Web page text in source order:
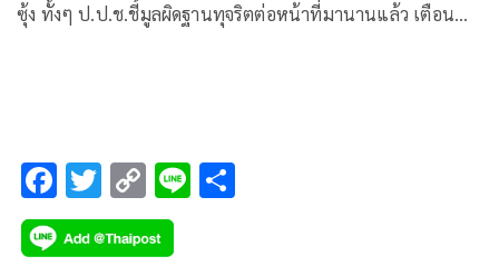
ซุ้ง ทั้งๆ ป.ป.ช.ชี้มูลผิดฐานทุจริตต่อหน้าที่มานานแล้ว เตือน
F
ac
e
T
wi
tt
C
o
p
Li